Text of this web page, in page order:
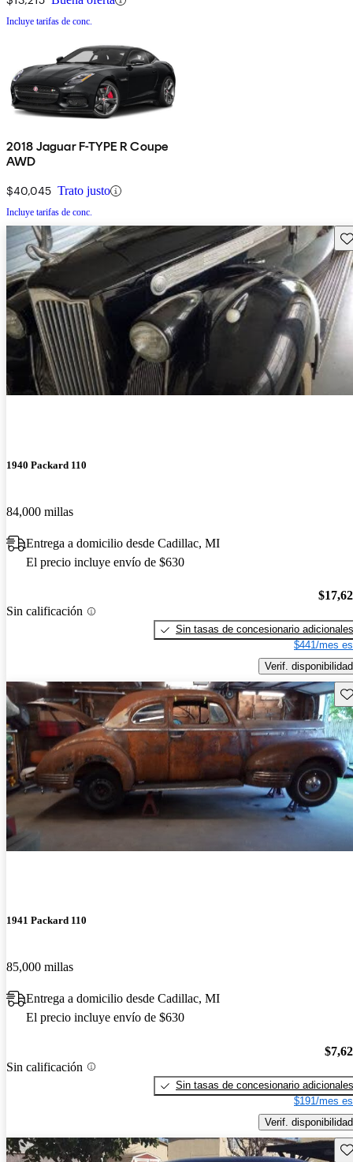
Incluye tarifas de conc.
2018 Jaguar F-TYPE R Coupe
AWD
$40,045 Trato justo
Incluye tarifas de conc.
1940 Packard 110
84,000 millas
Entrega a domicilio desde Cadillac, MI
El precio incluye envío de $630
Sin calificación
Sin tasas de concesionario adicionales
$441/mes
Verif. disponibilidad
1941 Packard 110
85,000 millas
Entrega a domicilio desde Cadillac, MI
El precio incluye envío de $630
Sin calificación
Sin tasas de concesionario adicionales
$191/mes
Verif. disponibilidad